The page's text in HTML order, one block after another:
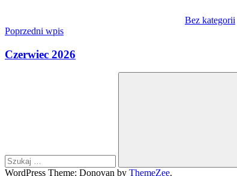
Bez kategorii
Nawigacja
wpisu
Poprzedni wpis
Czerwiec 2026
Szukaj
WordPress Theme: Donovan by ThemeZee.